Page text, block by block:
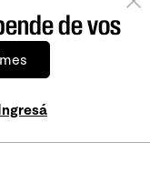
de vos